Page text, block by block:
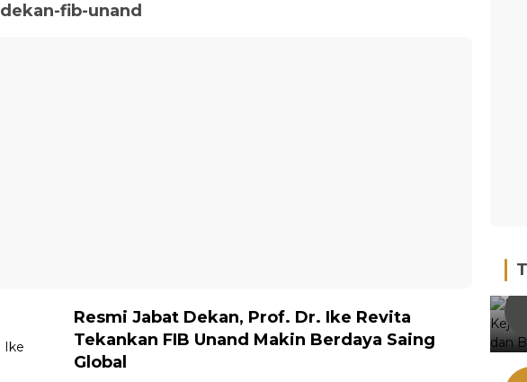
dekan-fib-unand
Resmi Jabat Dekan, Prof. Dr. Ike Revita
Tekankan FIB Unand Makin Berdaya Saing
Global